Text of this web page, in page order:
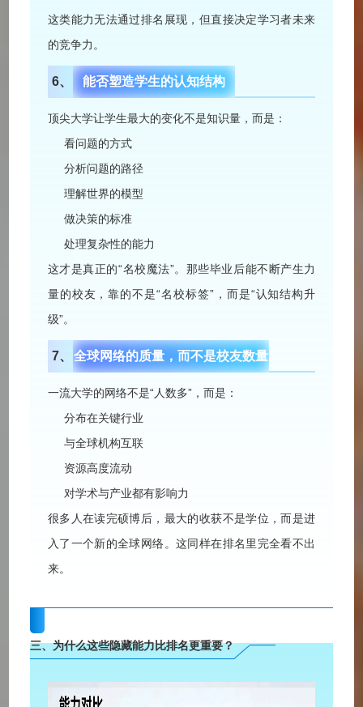
这类能力无法通过排名展现，但直接决定学习者未来
的竞争力。
6、 能否塑造学生的认知结构
顶尖大学让学生最大的变化不是知识量，而是：
看问题的方式
分析问题的路径
理解世界的模型
做决策的标准
处理复杂性的能力
这才是真正的“名校魔法”。那些毕业后能不断产生力
量的校友，靠的不是“名校标签”，而是“认知结构升
级”。
7、 全球网络的质量， 而不是校友数量
一流大学的网络不是“人数多”，而是：
分布在关键行业
与全球机构互联
资源高度流动
对学术与产业都有影响力
很多人在读完硕博后，最大的收获不是学位，而是进
入了一个新的全球网络。这同样在排名里完全看不出
来。
三、为什么这些隐藏能力比排名更重要？